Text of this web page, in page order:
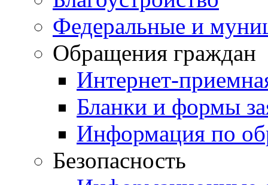
Федеральные и
Обращения граждан
Интернет-
Бланки и формы
Информация по
Безопасность